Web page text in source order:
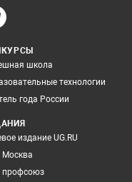
школа
технологии
года России
издание UG.RU
Москва
профсоюз